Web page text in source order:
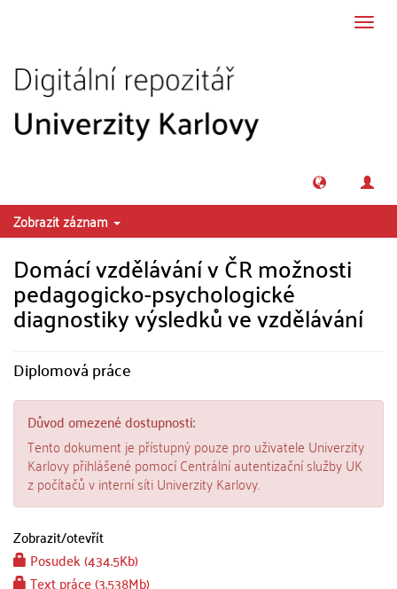
Zobrazit záznam
Domácí vzdělávání v ČR možnosti
pedagogicko-psychologické
diagnostiky výsledků ve vzdělávání
Diplomová práce
Důvod omezené dostupnosti:
Tento dokument je přístupný pouze pro uživatele Univerzity
Karlovy přihlášené pomocí Centrální autentizační služby UK
z počítačů v interní síti Univerzity Karlovy.
Zobrazit/otevřít
Posudek (434.5Kb)
Text práce (3.538Mb)